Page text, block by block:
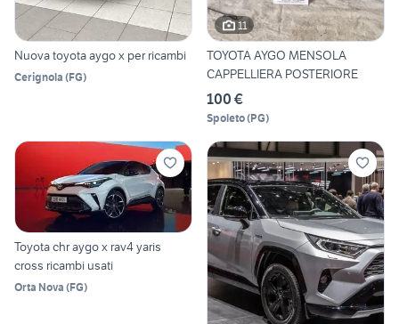
Nuova toyota aygo x per ricambi
Cerignola (FG)
11
TOYOTA AYGO MENSOLA
CAPPELLIERA POSTERIORE
100 €
Spoleto(PG)
Toyota chr aygo x rav4 yaris
cross ricambi usati
Orta Nova (FG)